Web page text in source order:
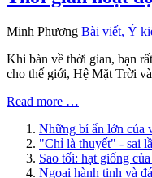
Minh Phương Bài viết, Ý
Khi bàn về thời gian, bạn
cho thế giới, Hệ Mặt Trời
Read more …
Những bí ẩn lớn của
"Chỉ là thuyết" - sai
Sao tối: hạt giống
Ngoại hành tinh và